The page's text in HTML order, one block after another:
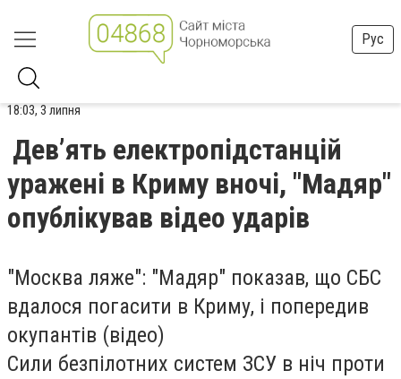
Рус
18:03, 3 липня
Дев’ять електропідстанцій
уражені в Криму вночі, "Мадяр"
опублікував відео ударів
"Москва ляже": "Мадяр" показав, що СБС
вдалося погасити в Криму, і попередив
окупантів (відео)
Сили безпілотних систем ЗСУ в ніч проти